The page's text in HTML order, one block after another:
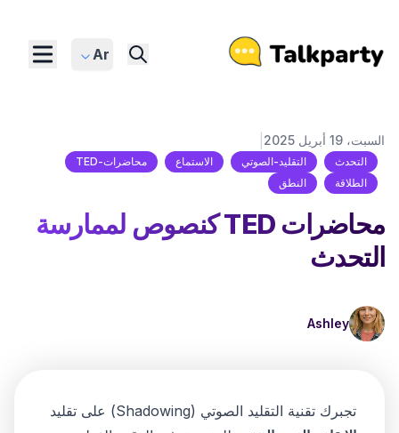
Ar
السبت، 19 أبريل 2025
التحدث التقليد-الصوتي الاستماع
محاضرات-TED
الطلاقة
النطق
محاضرات TED كنصوص لممارسة
التحدث
Ashley
تجبرك تقنية التقليد الصوتي (Shadowing) على تقليد